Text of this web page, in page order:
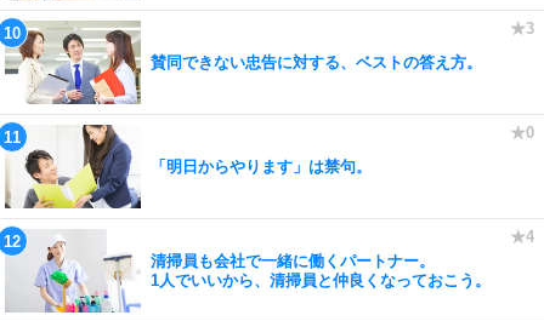
賛同できない忠告に対する、ベストの答え方。
「明日からやります」は禁句。
清掃員も会社で一緒に働くパートナー。
1人でいいから、清掃員と仲良くなっておこう。